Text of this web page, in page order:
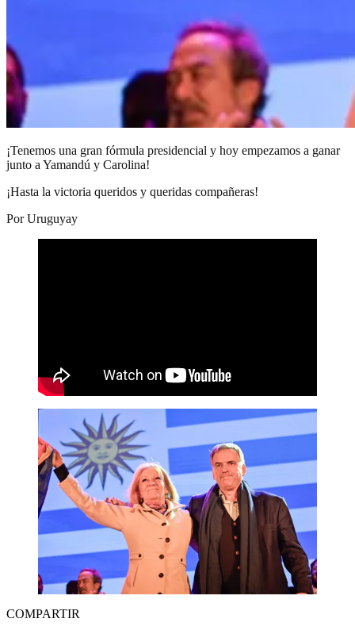
¡Tenemos una gran fórmula presidencial y hoy empezamos a ganar
junto a Yamandú y Carolina!
¡Hasta la victoria queridos y queridas compañeras!
Por Uruguyay
COMPARTIR